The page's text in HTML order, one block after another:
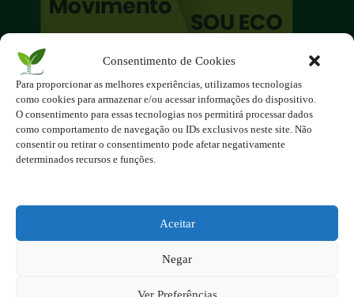
Consentimento de Cookies
Para proporcionar as melhores experiências, utilizamos tecnologias
como cookies para armazenar e/ou acessar informações do dispositivo.
O consentimento para essas tecnologias nos permitirá processar dados
como comportamento de navegação ou IDs exclusivos neste site. Não
consentir ou retirar o consentimento pode afetar negativamente
determinados recursos e funções.
Aceitar
Negar
Ver Preferências
O site é um movimento ambientalista!
Participe você também!
Podemos fazer muito
se nos unirmos!
Inscreva-se na Newsletter
2025 - Todos os direitos reservados à
Layout da home e rodapé criado por